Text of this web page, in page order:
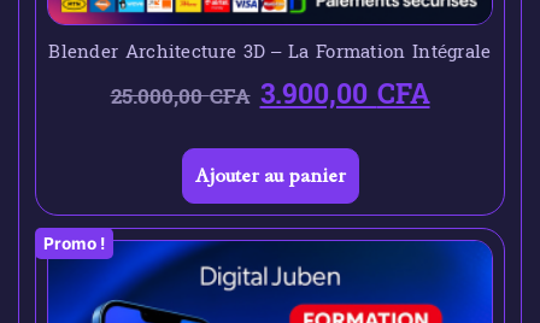
Blender Architecture 3D – La Formation Intégrale
25.000,00CFA 3.900,00CFA
Ajouter au panier
Promo !